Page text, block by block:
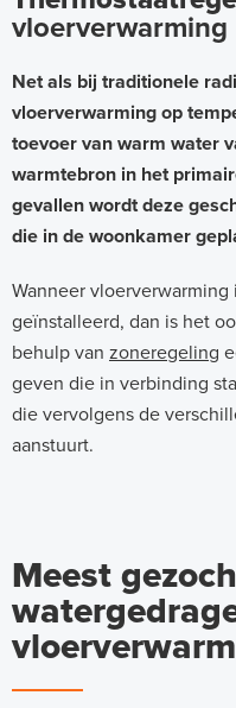
vloerverwarming
Net als bij traditionele
vloerverwarming op
toevoer van warm water
warmtebron in het
gevallen wordt deze
die in de woonkamer
Wanneer
geïnstalleerd, dan is het
behulp van zoneregeling
geven die in verbinding
die vervolgens de
aanstuurt.
Meest